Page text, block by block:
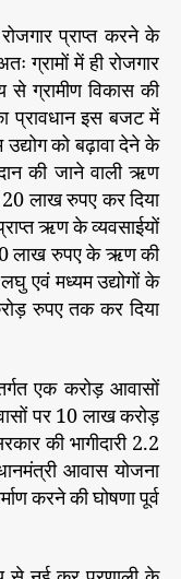
प्राप्त करने के
ग्रामों में ही रोजगार
ग्रामीण विकास की
प्रावधान इस बजट में
को बढ़ावा देने के
की जाने वाली ऋण
लाख रुपए कर दिया
ऋण के व्यवसाईयों
10 लाख रुपए के ऋण की
एवं मध्यम उद्योगों के
रुपए तक कर दिया
एक करोड़ आवासों
पर 10 लाख करोड़
की भागीदारी 2.2
आवास योजना
करने की घोषणा पूर्व